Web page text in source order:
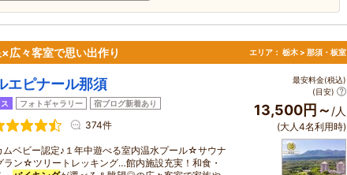
広々客室で思い出作り エリア： 栃木 > 那須・板室
エピナール那須
フォトギャラリー 宿ブログ新着あり
374件
ムベビー認定♪１年中遊べる室内温水プール☆サウナ
ン☆ツリートレッキング…館内施設充実！和食・
最安料金(税込)
(目安)
13,500円～ /人
(大人4名利用時)